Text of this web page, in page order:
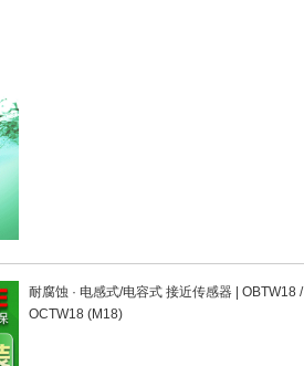
耐腐蚀 · 电感式/电容式 接近传感器 | OBTW18 /
OCTW18 (M18)